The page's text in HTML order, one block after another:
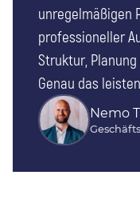
unregelmäßigen
professioneller
Struktur,
Genau das
Nemo